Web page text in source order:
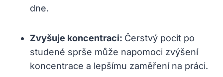
dne.
Zvyšuje koncentraci: Čerstvý pocit po
studené sprše může napomoci zvýšení
koncentrace a lepšímu zaměření na práci.